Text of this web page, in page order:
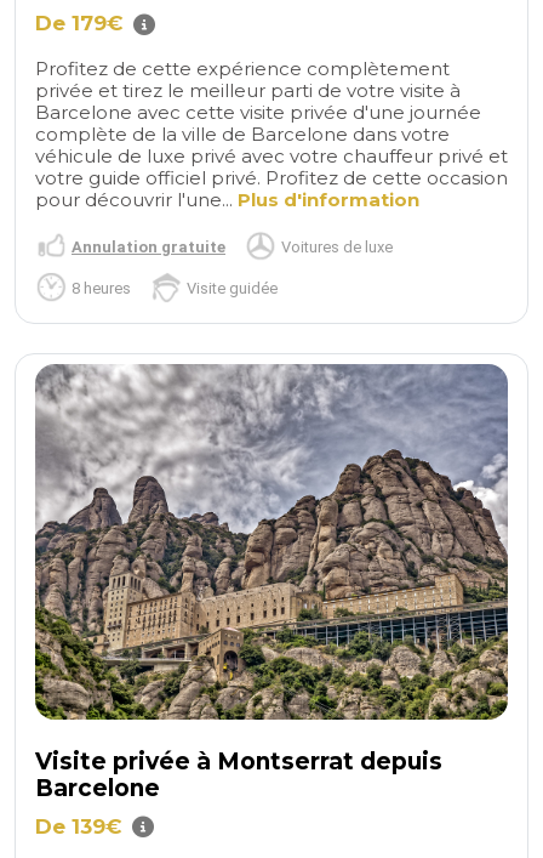
De 179€
Profitez de cette expérience complètement
privée et tirez le meilleur parti de votre visite à
Barcelone avec cette visite privée d'une journée
complète de la ville de Barcelone dans votre
véhicule de luxe privé avec votre chauffeur privé et
votre guide officiel privé. Profitez de cette occasion
pour découvrir l'une... Plus d'information
Annulation gratuite Voitures de luxe
8 heures Visite guidée
Visite privée à Montserrat depuis
Barcelone
De 139€